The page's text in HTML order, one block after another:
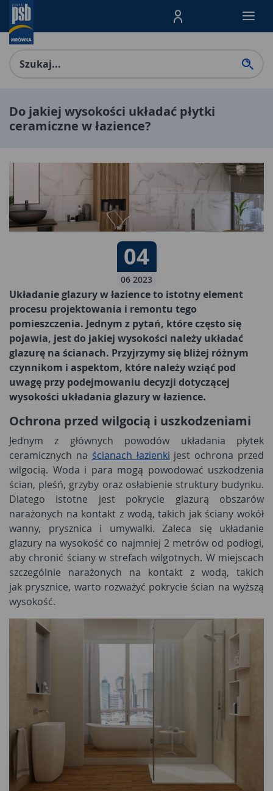
Menu Produktów,
Do jakiej wysokości układać płytki
ceramiczne w łazience?
Data publikacji:
04
06 2023
Układanie glazury w łazience to istotny element
procesu projektowania i remontu tego
pomieszczenia. Jednym z pytań, które często się
pojawia, jest do jakiej wysokości należy układać
glazurę na ścianach. Przyjrzymy się bliżej różnym
czynnikom i aspektom, które należy wziąć pod
uwagę przy podejmowaniu decyzji dotyczącej
wysokości układania glazury w łazience.
Ochrona przed wilgocią i uszkodzeniami
Jednym z głównych powodów układania płytek
ceramicznych na ścianach łazienki jest ochrona przed
wilgocią. Woda i para mogą powodować uszkodzenia
ścian, pleśń, grzyby oraz osłabienie struktury budynku.
Dlatego istotne jest pokrycie glazurą obszarów
narażonych na kontakt z wodą, takich jak ściany wokół
wanny, prysznica i umywalki. Zaleca się układanie
glazury na wysokość co najmniej 2 metrów od podłogi,
aby chronić ściany w strefach wilgotnych. W miejscach
szczególnie narażonych na kontakt z wodą, takich
jak prysznice, warto rozważyć pokrycie ścian na wyższą
wysokość.